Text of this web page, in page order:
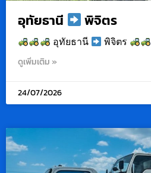
อุทัยธานี พิจิตร
อุทัยธานี พิจิตร
ดูเพิ่มเติม »
24/07/2026